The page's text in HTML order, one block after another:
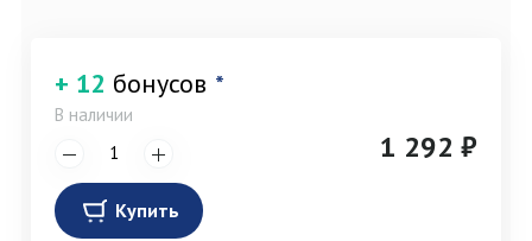
+ 12 бонусов *
В наличии
1 292 ₽
Купить